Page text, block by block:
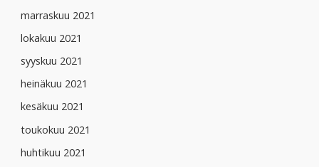
marraskuu 2021
lokakuu 2021
syyskuu 2021
heinäkuu 2021
kesäkuu 2021
toukokuu 2021
huhtikuu 2021